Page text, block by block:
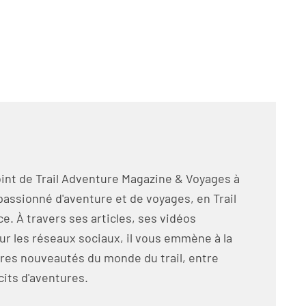
de Trail Adventure Magazine & Voyages à
d'aventure et de voyages, en Trail
À travers ses articles, ses vidéos
les réseaux sociaux, il vous emmène à la
nouveautés du monde du trail, entre
d'aventures.